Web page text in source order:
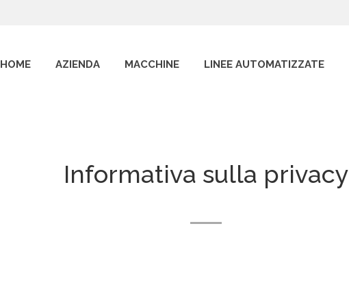
HOME AZIENDA MACCHINE LINEE AUTOMATIZZATE
Informativa sulla privacy